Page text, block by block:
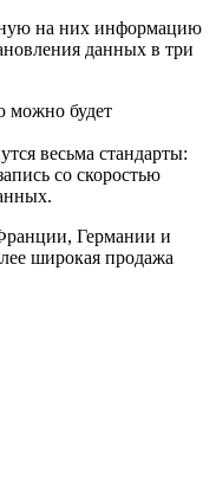
на них информацию
данных в три
будет
весьма стандарты:
со скоростью
Германии и
широкая продажа